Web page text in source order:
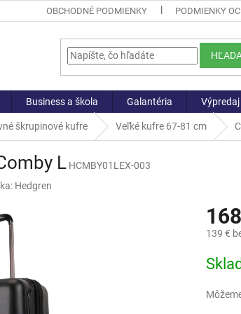
OBCHODNÉ PODMIENKY PODMIENKY
Business a škola Galantéria Výpredaj
škrupinové kufre Veľké kufre 67-81 cm
L HCMBY01LEX-003
Hedgren
139 €
cena: